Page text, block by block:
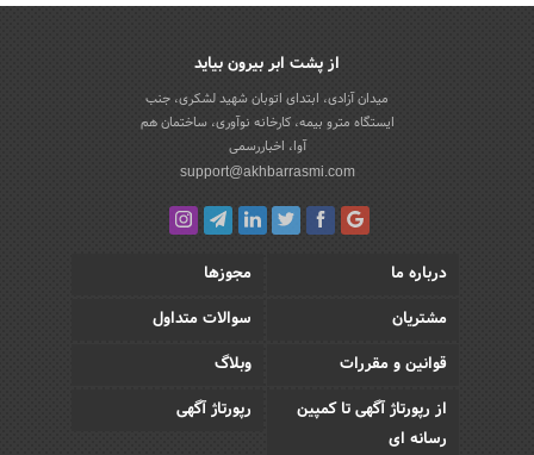
از پشت ابر بیرون بیاید
میدان آزادی، ابتدای اتوبان شهید لشکری، جنب
ایستگاه مترو بیمه، کارخانه نوآوری، ساختمان هم
آوا، اخباررسمی
support@akhbarrasmi.com
درباره ما
مجوزها
مشتریان
سوالات متداول
قوانین و مقررات
وبلاگ
از رپورتاژ آگهی تا کمپین
رسانه ای
رپورتاژ آگهی